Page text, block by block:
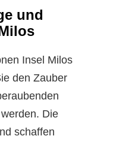
und
Insel Milos
den Zauber
Die
schaffen